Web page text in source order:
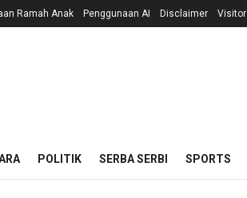
Ramah Anak Penggunaan AI Disclaimer Visitor
POLITIK SERBA SERBI SPORTS